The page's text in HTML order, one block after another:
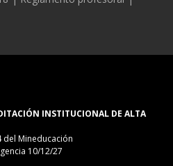
INSTITUCIONAL DE ALTA
del Mineducación
10/12/27